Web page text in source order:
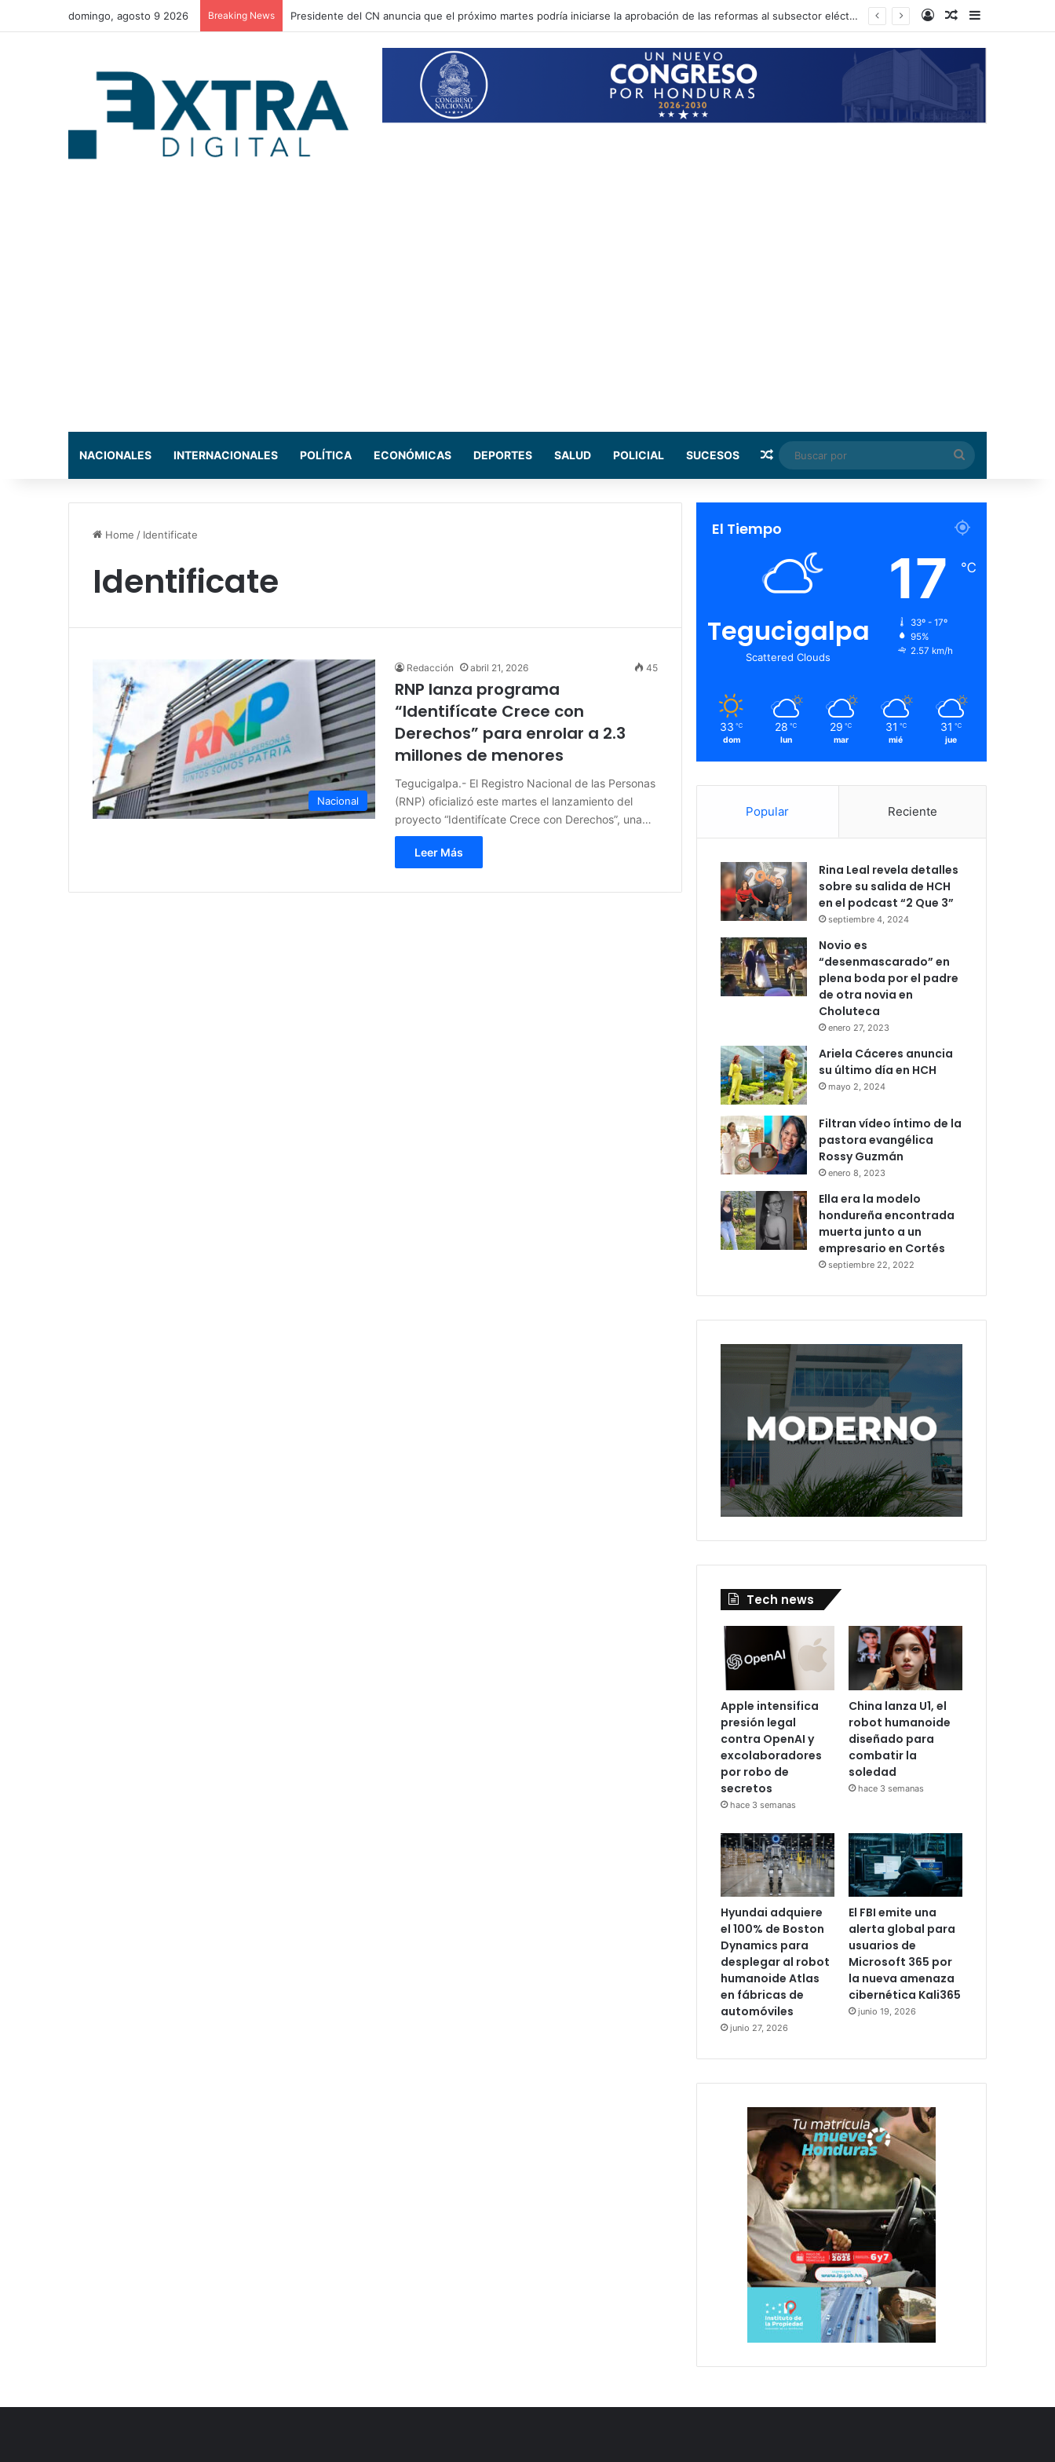
domingo, agosto 9 2026 Breaking News Presidente del CN anuncia que el próximo martes podría iniciarse la aprobación de las reformas al subsector eléctrico Log InRandom Article
NACIONALES INTERNACIONALES POLÍTICA ECONÓMICAS DEPORTES SALUD POLICIAL SUCESOS Random Article
Buscar
por
Home / Identificate
Identificate
Nacional
Redacción abril 21, 2026 45
RNP lanza programa
“Identifícate Crece con
Derechos” para enrolar a 2.3
millones de menores
Tegucigalpa.- El Registro Nacional de las Personas
(RNP) oficializó este martes el lanzamiento del
proyecto “Identifícate Crece con Derechos”, una…
Leer Más
El Tiempo
Tegucigalpa
Scattered Clouds
17 ℃
33º - 17º
95%
2.57 km/h
33 ℃
dom
28 ℃
lun
29 ℃
mar
31 ℃
mié
31 ℃
jue
Popular Reciente
Rina Leal revela detalles
sobre su salida de HCH
en el podcast “2 Que 3”
septiembre 4, 2024
Novio es
“desenmascarado” en
plena boda por el padre
de otra novia en
Choluteca
enero 27, 2023
Ariela Cáceres anuncia
su último día en HCH
mayo 2, 2024
Filtran vídeo íntimo de la
pastora evangélica
Rossy Guzmán
enero 8, 2023
Ella era la modelo
hondureña encontrada
muerta junto a un
empresario en Cortés
septiembre 22, 2022
Tech news
Apple intensifica
presión legal
contra OpenAI y
excolaboradores
por robo de
secretos
hace 3 semanas
China lanza U1, el
robot humanoide
diseñado para
combatir la
soledad
hace 3 semanas
Hyundai adquiere
el 100% de Boston
Dynamics para
desplegar al robot
humanoide Atlas
en fábricas de
automóviles
junio 27, 2026
El FBI emite una
alerta global para
usuarios de
Microsoft 365 por
la nueva amenaza
cibernética Kali365
junio 19, 2026